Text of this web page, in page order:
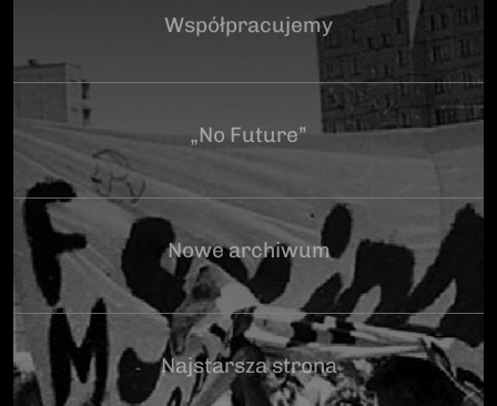
Współpracujemy
„No Future”
Nowe archiwum
Najstarsza strona